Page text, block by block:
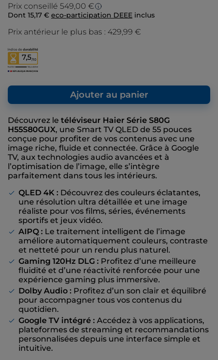
Prezzo più basso in 30 giorni
Lo sconto è calcolato sul prezzo più basso
degli ultimi 30 giorni.
Prix conseillé 549,00 €
Prix conseillé
Le prix d’origine est le prix de vente que
nous conseillons en tant que fabricant. Il
vous donne un point de repère par rapport
au prix de vente final que nous vous
proposons, même s’il n’y a pas de remise
affichée.
Dont 15,17 € eco-participation DEEE inclus
Prix antérieur le plus bas : 429,99 €
7,5/10
Ajouter au panier
Découvrez le téléviseur Haier Série S80G
H55S80GUX, une Smart TV QLED de 55 pouces
conçue pour profiter de vos contenus avec une
image riche, fluide et connectée. Grâce à Google
TV, aux technologies audio avancées et à
l’optimisation de l’image, elle s’intègre
parfaitement dans tous les intérieurs.
QLED 4K : Découvrez des couleurs éclatantes,
une résolution ultra détaillée et une image
réaliste pour vos films, séries, événements
sportifs et jeux vidéo.
AIPQ : Le traitement intelligent de l’image
améliore automatiquement couleurs, contraste
et netteté pour un rendu plus naturel.
Gaming 120Hz DLG : Profitez d’une meilleure
fluidité et d’une réactivité renforcée pour une
expérience gaming plus immersive.
Dolby Audio : Profitez d’un son clair et équilibré
pour accompagner tous vos contenus du
quotidien.
Google TV intégré : Accédez à vos applications,
plateformes de streaming et recommandations
personnalisées depuis une interface simple et
intuitive.